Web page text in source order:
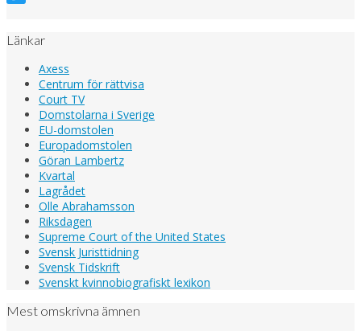
Länkar
Axess
Centrum för rättvisa
Court TV
Domstolarna i Sverige
EU-domstolen
Europadomstolen
Göran Lambertz
Kvartal
Lagrådet
Olle Abrahamsson
Riksdagen
Supreme Court of the United States
Svensk Juristtidning
Svensk Tidskrift
Svenskt kvinnobiografiskt lexikon
Mest omskrivna ämnen